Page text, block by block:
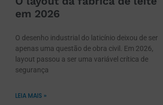
em 2026
O desenho industrial do laticínio deixou de ser
apenas uma questão de obra civil. Em 2026,
layout passou a ser uma variável crítica de
segurança
LEIA MAIS »